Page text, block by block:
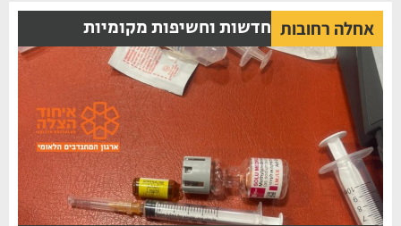
אחלה רחובות חדשות וחשיפות מקומיות